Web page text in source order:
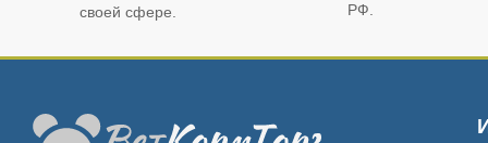
своей сфере.
РФ.